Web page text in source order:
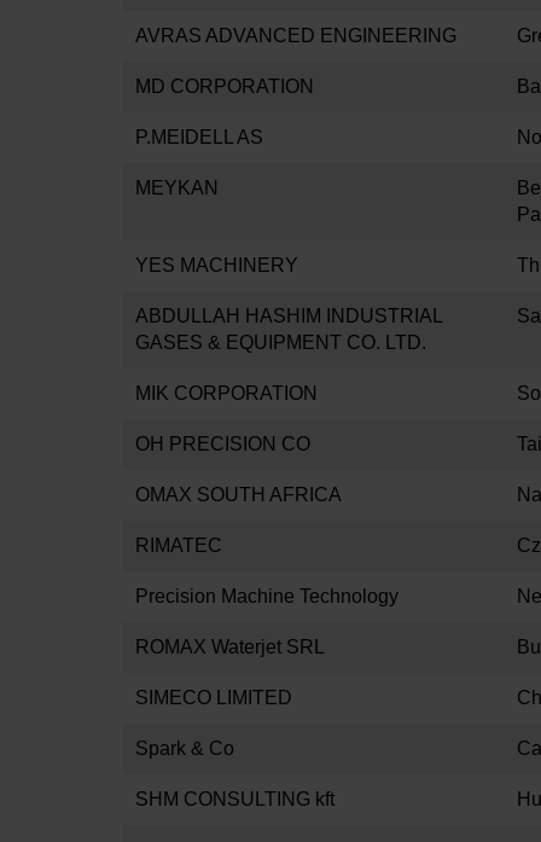
AVRAS ADVANCED ENGINEERING
MD CORPORATION
P.MEIDELL AS
MEYKAN
YES MACHINERY
ABDULLAH HASHIM INDUSTRIAL
GASES & EQUIPMENT CO. LTD.
MIK CORPORATION
OH PRECISION CO
OMAX SOUTH AFRICA
RIMATEC
Precision Machine Technology
ROMAX Waterjet SRL
SIMECO LIMITED
Spark & Co
SHM CONSULTING kft